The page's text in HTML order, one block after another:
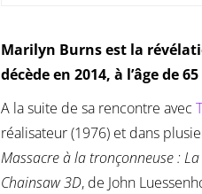
Marilyn Burns est la
décède en 2014, à l’âge de
A la suite de sa rencontre avec
réalisateur (1976) et dans
Massacre à la tronçonneuse :
Chainsaw 3D, de John